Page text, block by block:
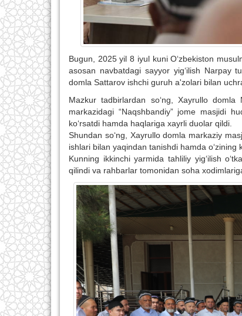
Bugun, 2025 yil 8 iyul kuni O‘zbekiston
asosan navbatdagi sayyor yig‘ilish Narpay
domla Sattarov ishchi guruh a'zolari bilan
Mazkur tadbirlardan so‘ng, Xayrullo
markazidagi “Naqshbandiy” jome masjidi
ko‘rsatdi hamda haqlariga xayrli duolar qildi.
Shundan so‘ng, Xayrullo domla markaziy
ishlari bilan yaqindan tanishdi hamda o‘zining
Kunning ikkinchi yarmida tahliliy yig‘ilish
qilindi va rahbarlar tomonidan soha